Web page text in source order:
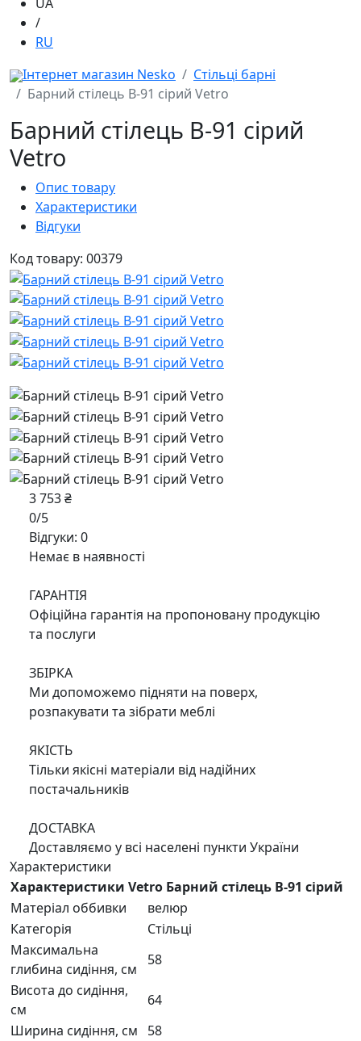
/
RU
Інтернет магазин Nesko
Стільці барні
Барний стілець B-91 сірий Vetro
Барний стілець B-91 сірий
Vetro
Опис товару
Характеристики
Відгуки
Код товару: 00379
3 753 ₴
0/5
Відгуки: 0
Немає в наявності
ГАРАНТІЯ
Офіційна гарантія на пропоновану продукцію
та послуги
ЗБІРКА
Ми допоможемо підняти на поверх,
розпакувати та зібрати меблі
ЯКІСТЬ
Тільки якісні матеріали від надійних
постачальників
ДОСТАВКА
Доставляємо у всі населені пункти України
Характеристики
Характеристики Vetro Барний стілець B-91 сірий
Матеріал оббивки
велюр
Категорія
Стільці
Максимальна
глибина сидіння, см
58
Висота до сидіння,
см
64
Ширина сидіння, см
58